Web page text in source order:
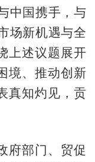
中国携手，与
场新机遇与全
上述议题展开
境、推动创新
真知灼见，贡
府部门、贸促